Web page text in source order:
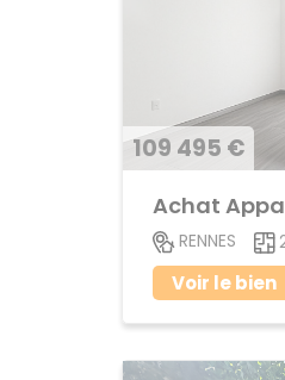
109 495 €
Achat
RENNES
Voir le bien